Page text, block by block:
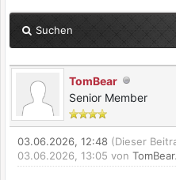
Suchen
TomBear
Senior Member
03.06.2026, 12:48 (Dieser
03.06.2026, 13:05 von TomBear